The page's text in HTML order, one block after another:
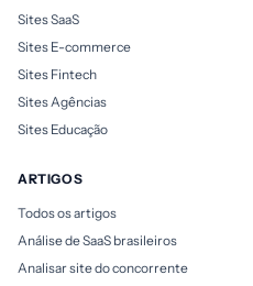
Sites SaaS
Sites E-commerce
Sites Fintech
Sites Agências
Sites Educação
ARTIGOS
Todos os artigos
Análise de SaaS brasileiros
Analisar site do concorrente